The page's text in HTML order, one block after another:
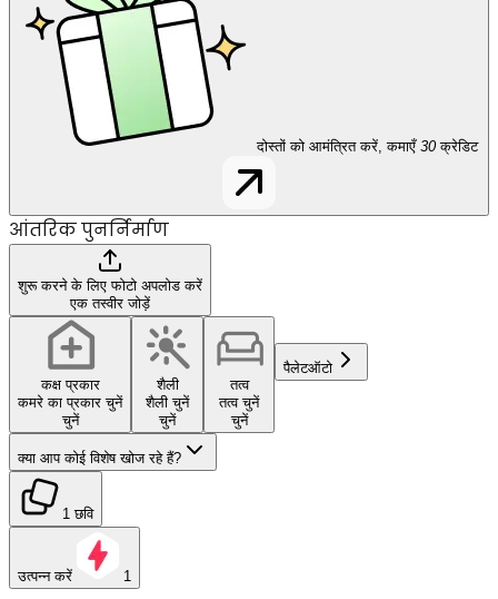
दोस्तों को आमंत्रित करें, कमाएँ 30 क्रेडिट
आंतरिक पुनर्निर्माण
शुरू करने के लिए फोटो अपलोड करें
एक तस्वीर जोड़ें
कक्ष प्रकार
कमरे का प्रकार चुनें
चुनें
शैली
शैली चुनें
चुनें
तत्व
तत्व चुनें
चुनें
पैलेटऑटो
क्या आप कोई विशेष खोज रहे हैं?
1 छवि
उत्पन्न करें 1